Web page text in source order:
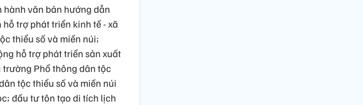
hành văn bản hướng dẫn
trợ phát triển kinh tế - xã
thiểu số và miền núi;
hỗ trợ phát triển sản xuất
Phổ thông dân tộc
tộc thiểu số và miền núi
đầu tư tôn tạo di tích lịch